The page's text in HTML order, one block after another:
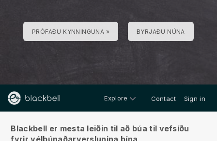
PRÓFAÐU KYNNINGUNA » BYRJAÐU NÚNA
Explore Contact Sign in
Blackbell er mesta leiðin til að búa til vefsíðu
fyrir vélbúnaðarverslunina þína